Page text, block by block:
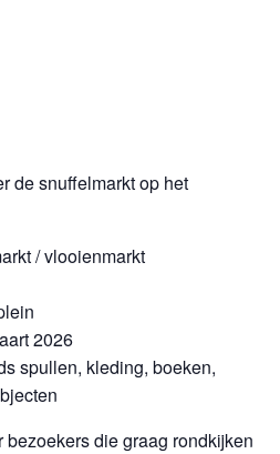
de snuffelmarkt op het
/ vlooienmarkt
2026
spullen, kleding, boeken,
die graag rondkijken